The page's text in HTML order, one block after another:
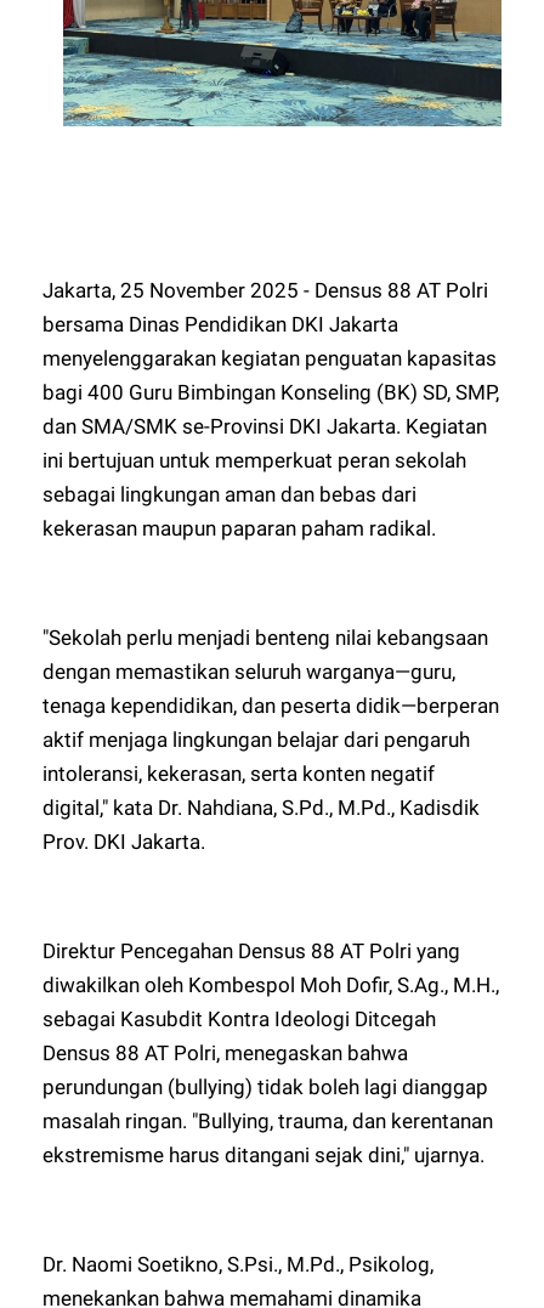
Jakarta, 25 November 2025 - Densus 88 AT Polri
bersama Dinas Pendidikan DKI Jakarta
menyelenggarakan kegiatan penguatan kapasitas
bagi 400 Guru Bimbingan Konseling (BK) SD, SMP,
dan SMA/SMK se-Provinsi DKI Jakarta. Kegiatan
ini bertujuan untuk memperkuat peran sekolah
sebagai lingkungan aman dan bebas dari
kekerasan maupun paparan paham radikal.
"Sekolah perlu menjadi benteng nilai kebangsaan
dengan memastikan seluruh warganya—guru,
tenaga kependidikan, dan peserta didik—berperan
aktif menjaga lingkungan belajar dari pengaruh
intoleransi, kekerasan, serta konten negatif
digital," kata Dr. Nahdiana, S.Pd., M.Pd., Kadisdik
Prov. DKI Jakarta.
Direktur Pencegahan Densus 88 AT Polri yang
diwakilkan oleh Kombespol Moh Dofir, S.Ag., M.H.,
sebagai Kasubdit Kontra Ideologi Ditcegah
Densus 88 AT Polri, menegaskan bahwa
perundungan (bullying) tidak boleh lagi dianggap
masalah ringan. "Bullying, trauma, dan kerentanan
ekstremisme harus ditangani sejak dini," ujarnya.
Dr. Naomi Soetikno, S.Psi., M.Pd., Psikolog,
menekankan bahwa memahami dinamika